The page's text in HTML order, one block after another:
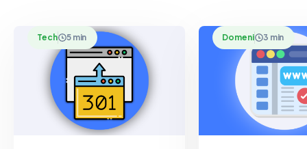
Tech 5 min Domeni 3 min